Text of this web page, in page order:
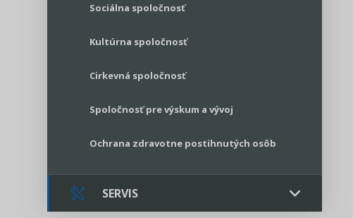
Sociálna spoločnosť
Kultúrna spoločnosť
Cirkevná spoločnosť
Spoločnosť pre výskum a vývoj
Ochrana zdravotne postihnutých osôb
SERVIS